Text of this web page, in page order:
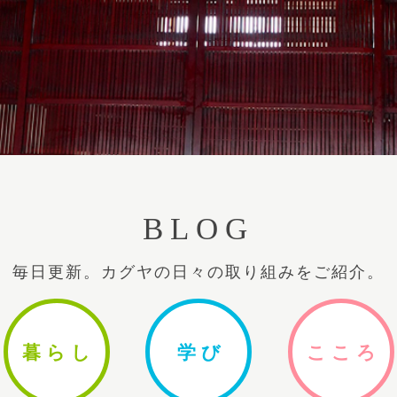
BLOG
毎日更新。カグヤの日々の取り組みをご紹介。
暮ら し 学 び ここ ろ